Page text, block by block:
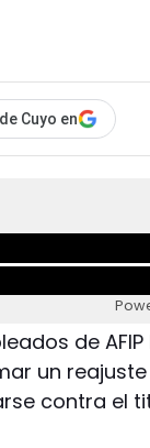
Cuyo en
de
un reajuste
contra el